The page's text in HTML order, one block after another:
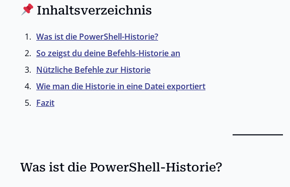
Inhaltsverzeichnis
Was ist die PowerShell-Historie?
So zeigst du deine Befehls-Historie an
Nützliche Befehle zur Historie
Wie man die Historie in eine Datei exportiert
Fazit
Was ist die PowerShell-Historie?